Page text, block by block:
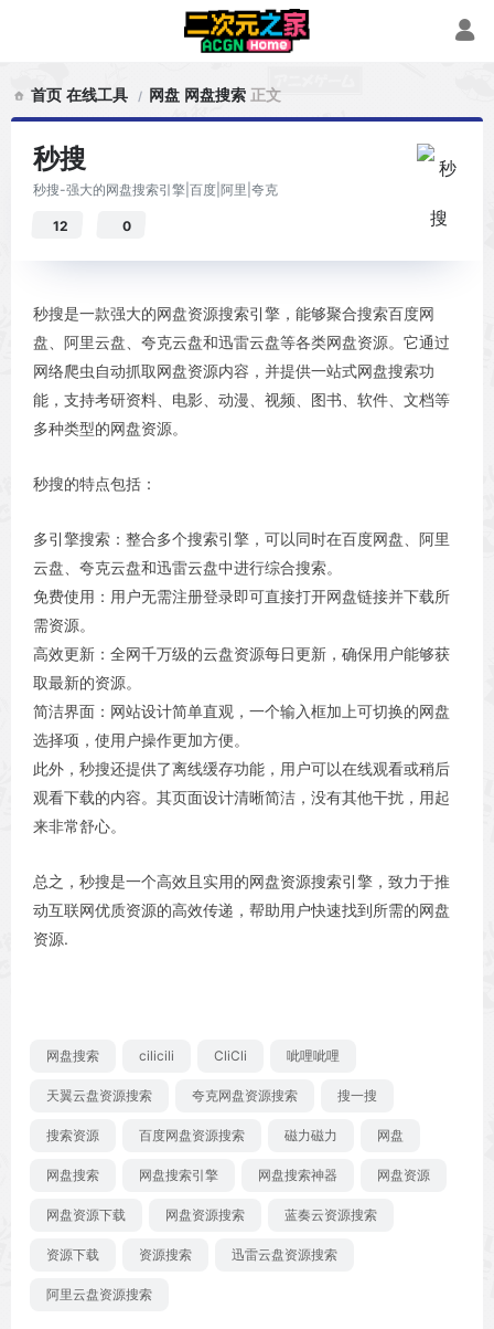
首页 在线工具 网盘 网盘搜索 正文
秒搜
秒搜-强大的网盘搜索引擎|百度|阿里|夸克
12 0
秒搜是一款强大的网盘资源搜索引擎，能够聚合搜索百度网
盘、阿里云盘、夸克云盘和迅雷云盘等各类网盘资源。它通过
网络爬虫自动抓取网盘资源内容，并提供一站式网盘搜索功
能，支持考研资料、电影、动漫、视频、图书、软件、文档等
多种类型的网盘资源。
秒搜的特点包括：
多引擎搜索：整合多个搜索引擎，可以同时在百度网盘、阿里
云盘、夸克云盘和迅雷云盘中进行综合搜索。
免费使用：用户无需注册登录即可直接打开网盘链接并下载所
需资源。
高效更新：全网千万级的云盘资源每日更新，确保用户能够获
取最新的资源。
简洁界面：网站设计简单直观，一个输入框加上可切换的网盘
选择项，使用户操作更加方便。
此外，秒搜还提供了离线缓存功能，用户可以在线观看或稍后
观看下载的内容。其页面设计清晰简洁，没有其他干扰，用起
来非常舒心。
总之，秒搜是一个高效且实用的网盘资源搜索引擎，致力于推
动互联网优质资源的高效传递，帮助用户快速找到所需的网盘
资源.
网盘搜索 cilicili CliCli 呲哩呲哩
天翼云盘资源搜索 夸克网盘资源搜索 搜一搜
搜索资源 百度网盘资源搜索 磁力磁力 网盘
网盘搜索 网盘搜索引擎 网盘搜索神器 网盘资源
网盘资源下载 网盘资源搜索 蓝奏云资源搜索
资源下载 资源搜索 迅雷云盘资源搜索
阿里云盘资源搜索